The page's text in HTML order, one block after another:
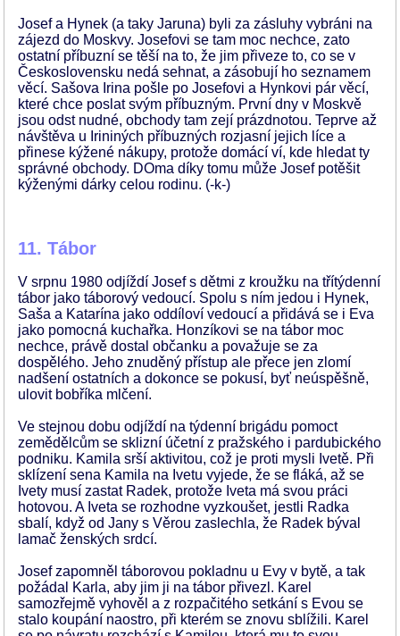
Josef a Hynek (a taky Jaruna) byli za zásluhy vybráni na
zájezd do Moskvy. Josefovi se tam moc nechce, zato
ostatní příbuzní se těší na to, že jim přiveze to, co se v
Československu nedá sehnat, a zásobují ho seznamem
věcí. Sašova Irina pošle po Josefovi a Hynkovi pár věcí,
které chce poslat svým příbuzným. První dny v Moskvě
jsou odst nudné, obchody tam zejí prázdnotou. Teprve až
návštěva u Irininých příbuzných rozjasní jejich líce a
přinese kýžené nákupy, protože domácí ví, kde hledat ty
správné obchody. DOma díky tomu může Josef potěšit
kýženými dárky celou rodinu. (-k-)
11. Tábor
V srpnu 1980 odjíždí Josef s dětmi z kroužku na třítýdenní
tábor jako táborový vedoucí. Spolu s ním jedou i Hynek,
Saša a Katarína jako oddíloví vedoucí a přidává se i Eva
jako pomocná kuchařka. Honzíkovi se na tábor moc
nechce, právě dostal občanku a považuje se za
dospělého. Jeho znuděný přístup ale přece jen zlomí
nadšení ostatních a dokonce se pokusí, byť neúspěšně,
ulovit bobříka mlčení.
Ve stejnou dobu odjíždí na týdenní brigádu pomoct
zemědělcům se sklizní účetní z pražského i pardubického
podniku. Kamila srší aktivitou, což je proti mysli Ivetě. Při
sklízení sena Kamila na Ivetu vyjede, že se fláká, až se
Ivety musí zastat Radek, protože Iveta má svou práci
hotovou. A Iveta se rozhodne vyzkoušet, jestli Radka
sbalí, když od Jany s Věrou zaslechla, že Radek býval
lamač ženských srdcí.
Josef zapomněl táborovou pokladnu u Evy v bytě, a tak
požádal Karla, aby jim ji na tábor přivezl. Karel
samozřejmě vyhověl a z rozpačitého setkání s Evou se
stalo koupání naostro, při kterém se znovu sblížili. Karel